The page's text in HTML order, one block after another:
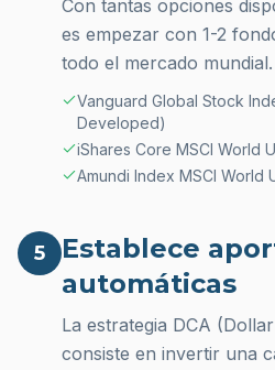
Con tantas opciones
es empezar con 1-2
todo el mercado mundial.
Vanguard Global Stock
Developed)
iShares Core MSCI World
Amundi Index MSCI World
5
Establece
automáticas
La estrategia DCA
consiste en invertir una